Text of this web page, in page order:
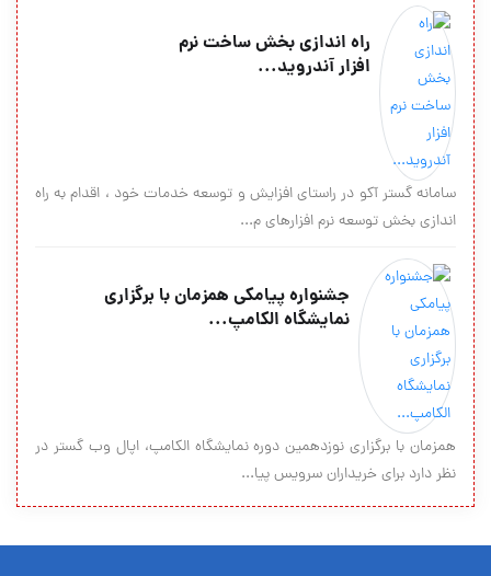
راه اندازی بخش ساخت نرم
افزار آندروید...
سامانه گستر آکو در راستای افزایش و توسعه خدمات خود ، اقدام به راه
اندازی بخش توسعه نرم افزارهای م...
جشنواره پیامکی همزمان با برگزاری
نمایشگاه الکامپ...
همزمان با برگزاری نوزدهمین دوره نمایشگاه الکامپ، اپال وب گستر در
نظر دارد برای خریداران سرویس پیا...